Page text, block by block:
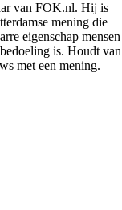
van FOK.nl. Hij is
mening die
eigenschap mensen
is. Houdt van
met een mening.